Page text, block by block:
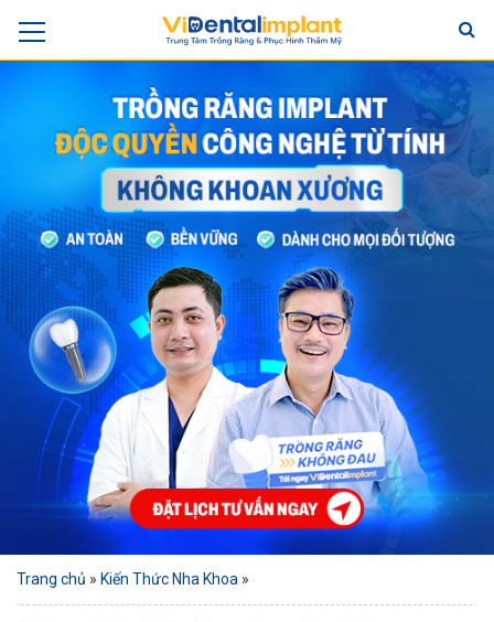
Trang chủ » Kiến Thức Nha Khoa »